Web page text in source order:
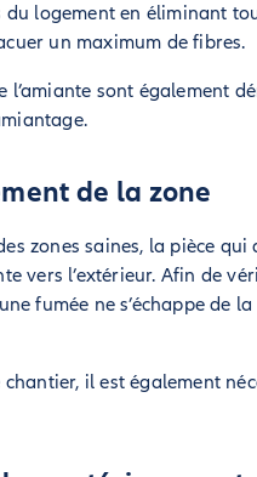
logement en éliminant
un maximum de fibres.
sont également
de la zone
zones saines, la pièce
vers l’extérieur. Afin de
fumée ne s’échappe de
il est également